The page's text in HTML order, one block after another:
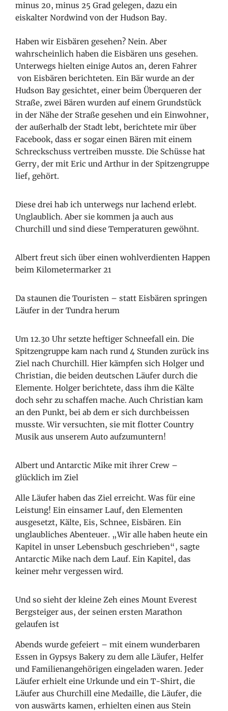
minus 20, minus 25 Grad gelegen, dazu ein
eiskalter Nordwind von der Hudson Bay.
Haben wir Eisbären gesehen? Nein. Aber
wahrscheinlich haben die Eisbären uns gesehen.
Unterwegs hielten einige Autos an, deren Fahrer
von Eisbären berichteten. Ein Bär wurde an der
Hudson Bay gesichtet, einer beim Überqueren der
Straße, zwei Bären wurden auf einem Grundstück
in der Nähe der Straße gesehen und ein Einwohner,
der außerhalb der Stadt lebt, berichtete mir über
Facebook, dass er sogar einen Bären mit einem
Schreckschuss vertreiben musste. Die Schüsse hat
Gerry, der mit Eric und Arthur in der Spitzengruppe
lief, gehört.
Diese drei hab ich unterwegs nur lachend erlebt.
Unglaublich. Aber sie kommen ja auch aus
Churchill und sind diese Temperaturen gewöhnt.
Albert freut sich über einen wohlverdienten Happen
beim Kilometermarker 21
Da staunen die Touristen – statt Eisbären springen
Läufer in der Tundra herum
Um 12.30 Uhr setzte heftiger Schneefall ein. Die
Spitzengruppe kam nach rund 4 Stunden zurück ins
Ziel nach Churchill. Hier kämpfen sich Holger und
Christian, die beiden deutschen Läufer durch die
Elemente. Holger berichtete, dass ihm die Kälte
doch sehr zu schaffen mache. Auch Christian kam
an den Punkt, bei ab dem er sich durchbeissen
musste. Wir versuchten, sie mit flotter Country
Musik aus unserem Auto aufzumuntern!
Albert und Antarctic Mike mit ihrer Crew –
glücklich im Ziel
Alle Läufer haben das Ziel erreicht. Was für eine
Leistung! Ein einsamer Lauf, den Elementen
ausgesetzt, Kälte, Eis, Schnee, Eisbären. Ein
unglaubliches Abenteuer. „Wir alle haben heute ein
Kapitel in unser Lebensbuch geschrieben“, sagte
Antarctic Mike nach dem Lauf. Ein Kapitel, das
keiner mehr vergessen wird.
Und so sieht der kleine Zeh eines Mount Everest
Bergsteiger aus, der seinen ersten Marathon
gelaufen ist
Abends wurde gefeiert – mit einem wunderbaren
Essen in Gypsys Bakery zu dem alle Läufer, Helfer
und Familienangehörigen eingeladen waren. Jeder
Läufer erhielt eine Urkunde und ein T-Shirt, die
Läufer aus Churchill eine Medaille, die Läufer, die
von auswärts kamen, erhielten einen aus Stein